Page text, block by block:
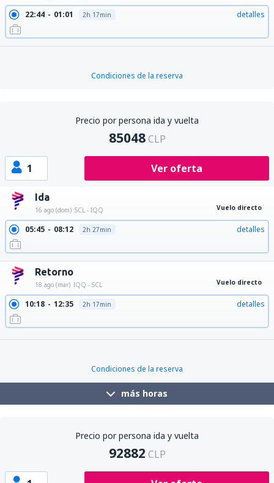
22:44 01:01 2h 17min detalles
Condiciones de la reserva
Precio por persona ida y vuelta
85048 CLP
1 Ver oferta
Ida
16 ago (dom) SCL - IQQ Vuelo directo
05:45 08:12 2h 27min detalles
Retorno
18 ago (mar) IQQ - SCL Vuelo directo
10:18 12:35 2h 17min detalles
Condiciones de la reserva
más horas
Precio por persona ida y vuelta
92882 CLP